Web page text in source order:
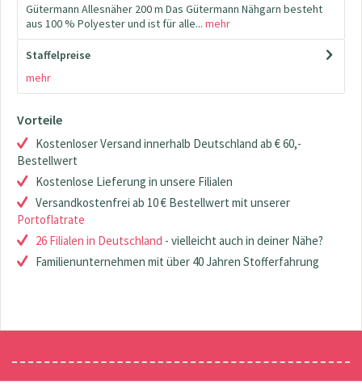
Gütermann Allesnäher 200 m Das Gütermann Nähgarn besteht
aus 100 % Polyester und ist für alle... mehr
Staffelpreise
mehr
Vorteile
Kostenloser Versand innerhalb Deutschland ab € 60,-
Bestellwert
Kostenlose Lieferung in unsere Filialen
Versandkostenfrei ab 10 € Bestellwert mit unserer
Portoflatrate
26 Filialen in Deutschland - vielleicht auch in deiner Nähe?
Familienunternehmen mit über 40 Jahren Stofferfahrung